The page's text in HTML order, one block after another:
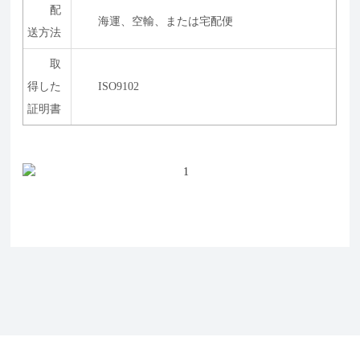
配
送方法
海運、空輸、または宅配便
取
得した
証明書
ISO9102